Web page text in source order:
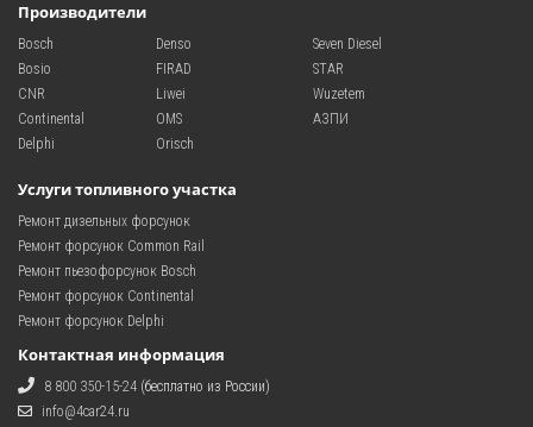
Производители
Bosch
Bosio
CNR
Continental
Delphi
Denso
FIRAD
Liwei
OMS
Orisch
Seven Diesel
STAR
Wuzetem
АЗПИ
Услуги топливного участка
Ремонт дизельных форсунок
Ремонт форсунок Common Rail
Ремонт пьезофорсунок Bosch
Ремонт форсунок Continental
Ремонт форсунок Delphi
Контактная информация
8 800 350-15-24 (бесплатно из России)
info@4car24.ru